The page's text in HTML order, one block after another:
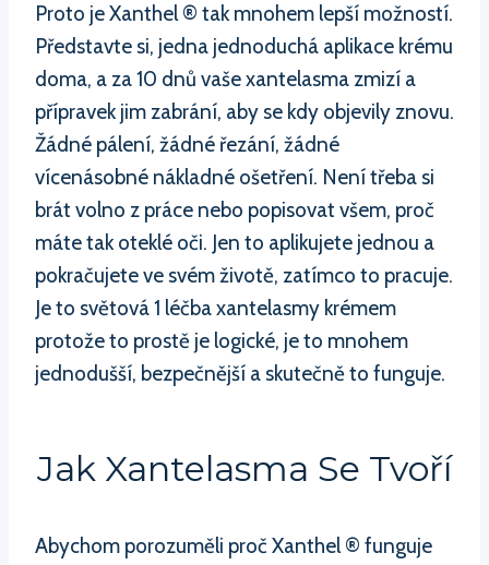
Proto je Xanthel ® tak mnohem lepší možností.
Představte si, jedna jednoduchá aplikace krému
doma, a za 10 dnů vaše xantelasma zmizí a
přípravek jim zabrání, aby se kdy objevily znovu.
Žádné pálení, žádné řezání, žádné
vícenásobné nákladné ošetření. Není třeba si
brát volno z práce nebo popisovat všem, proč
máte tak oteklé oči. Jen to aplikujete jednou a
pokračujete ve svém životě, zatímco to pracuje.
Je to světová 1 léčba xantelasmy krémem
protože to prostě je logické, je to mnohem
jednodušší, bezpečnější a skutečně to funguje.
Jak Xantelasma Se Tvoří
Abychom porozuměli proč Xanthel ® funguje